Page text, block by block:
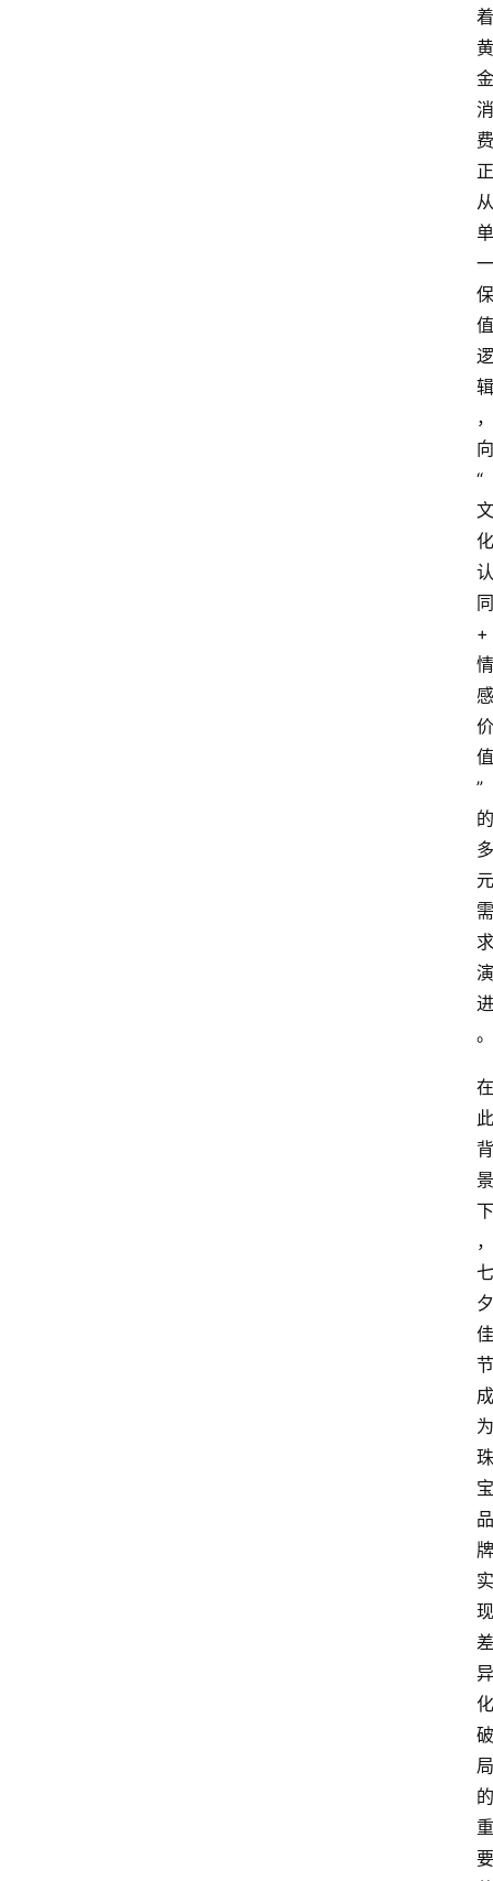
着
黄
金
消
费
正
从
单
一
保
值
逻
辑
，
向
“
文
化
认
同
+
情
感
价
值
”
的
多
元
需
求
演
进
。
在
此
背
景
下
，
七
夕
佳
节
成
为
珠
宝
品
牌
实
现
差
异
化
破
局
的
重
要